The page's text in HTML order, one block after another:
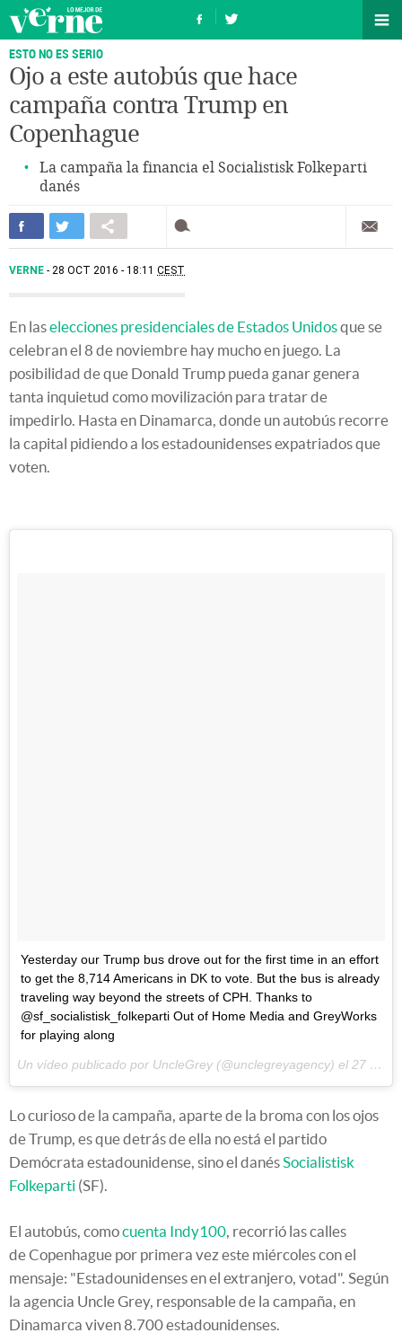
ESTO NO ES SERIO
Ojo a este autobús que hace
campaña contra Trump en
Copenhague
La campaña la financia el Socialistisk Folkeparti
danés
VERNE 28 OCT 2016 - 18:11 CEST
En laselecciones presidenciales de Estados Unidosque se
celebran el 8 de noviembre hay mucho en juego. La
posibilidad de que Donald Trump pueda ganar genera
tanta inquietud como movilización para tratar de
impedirlo. Hasta en Dinamarca, donde un autobús recorre
la capital pidiendo a los estadounidenses expatriados que
voten.
Yesterday our Trump bus drove out for the first time in an effort
to get the 8,714 Americans in DK to vote. But the bus is already
traveling way beyond the streets of CPH. Thanks to
@sf_socialistisk_folkeparti Out of Home Media and GreyWorks
for playing along
Un vídeo publicado por UncleGrey (@unclegreyagency) el 27 de Oct de 2016 a la(s) 4:18 PDT
Lo curioso de la campaña, aparte de la broma con los ojos
de Trump, es que detrás de ella no está el partido
Demócrata estadounidense, sino el danésSocialistisk
Folkeparti (SF).
El autobús, comocuenta Indy100, recorrió las calles
de Copenhague por primera vez este miércoles con el
mensaje: "Estadounidenses en el extranjero, votad". Según
la agencia Uncle Grey, responsable de la campaña, en
Dinamarca viven 8.700 estadounidenses.